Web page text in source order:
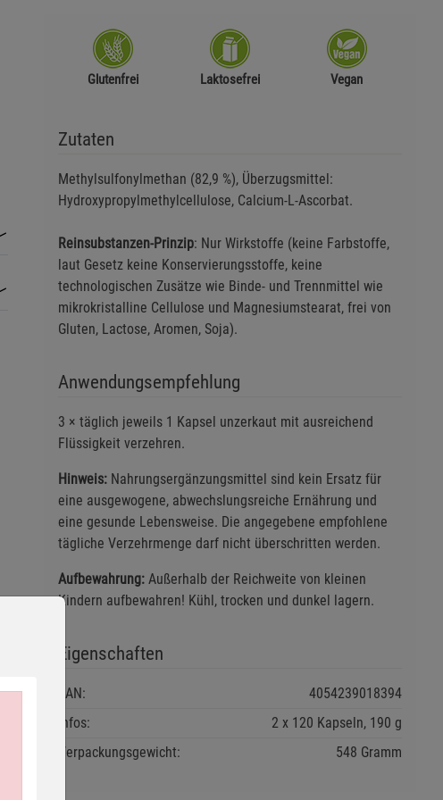
Glutenfrei Laktosefrei Vegan
Zutaten
Methylsulfonylmethan (82,9 %), Überzugsmittel:
Hydroxypropylmethylcellulose, Calcium-L-Ascorbat.
Reinsubstanzen-Prinzip: Nur Wirkstoffe (keine Farbstoffe,
laut Gesetz keine Konservierungsstoffe, keine
technologischen Zusätze wie Binde- und Trennmittel wie
mikrokristalline Cellulose und Magnesiumstearat, frei von
Gluten, Lactose, Aromen, Soja).
Anwendungsempfehlung
3 × täglich jeweils 1 Kapsel unzerkaut mit ausreichend
Flüssigkeit verzehren.
Hinweis:Nahrungsergänzungsmittel sind kein Ersatz für
eine ausgewogene, abwechslungsreiche Ernährung und
eine gesunde Lebensweise. Die angegebene empfohlene
tägliche Verzehrmenge darf nicht überschritten werden.
Aufbewahrung:Außerhalb der Reichweite von kleinen
Kindern aufbewahren! Kühl, trocken und dunkel lagern.
Eigenschaften
EAN:
4054239018394
Infos:
2 x 120 Kapseln, 190 g
Verpackungsgewicht:
548 Gramm